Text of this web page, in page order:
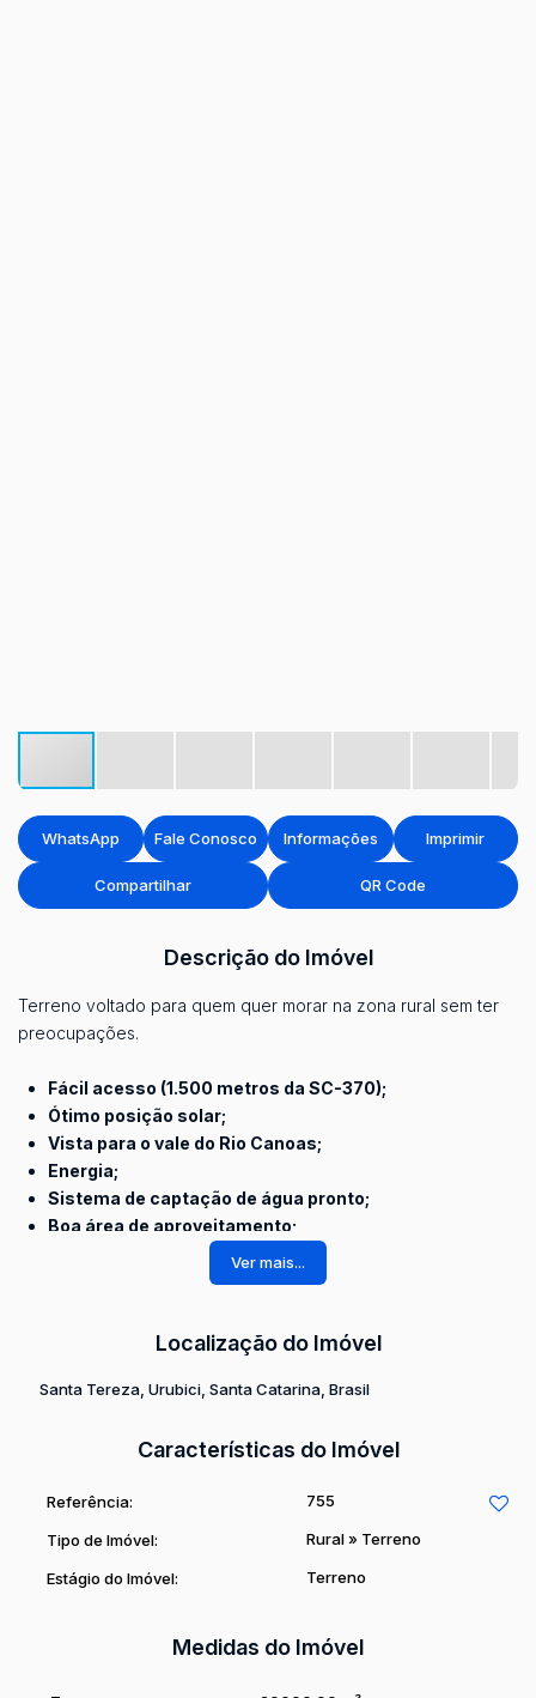
WhatsApp Fale Conosco Informações Imprimir
Compartilhar QR Code
Descrição do Imóvel
Terreno voltado para quem quer morar na zona rural sem ter
preocupações.
Fácil acesso (1.500 metros da SC-370);
Ótimo posição solar;
Vista para o vale do Rio Canoas;
Energia;
Sistema de captação de água pronto;
Boa área de aproveitamento;
A propriedade está na rota dos principais pontos turísticos de
excelente lugar para quem quer morar ou ter uma casa de
Venha conhecer essa excelente oportunidade de viver bem
Ver mais...
Localização do Imóvel
Santa Tereza Urubici Santa Catarina Brasil
Características do Imóvel
Referência: 755
Tipo de Imóvel: Rural» Terreno
Estágio do Imóvel: Terreno
Medidas do Imóvel